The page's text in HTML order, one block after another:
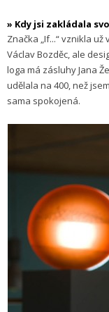
» Kdy jsi zakládala
Značka „If...“ vznikla
Václav Bozděc, ale
loga má zásluhy Jana
udělala na 400, než
sama spokojená.